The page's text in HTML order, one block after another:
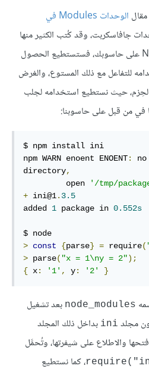
الوحدات Modules في
جافاسكربت، وقد كُتب الكثير منها
من أجل Node، فإذا ثبَّت Node على حاسوبك، فستستطيع الحصول
للتفاعل مع ذلك المستوع، والغرض
حيث نستطيع استخدامه لجلب
في من قبل على حاسوبنا:
$ npm install ini
npm WARN enoent ENOENT:
directory,
         open
'/tmp/
+ ini@1. 3.5
added 1 package in 0.552s
> const {parse} = require(
> parse( "x = 1\ny = 2");
{ x: '1' , y: '2' }
node_modules بعد تشغيل
مجلد ini بداخل ذلك المجلد
والاطلاع على شيفرتها، وتُحمَّل
، كما نستطيع